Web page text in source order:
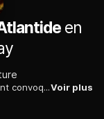
en
Dans l'Antiquité. Un demi-dieu et ses amis sont convoqués pour une périlleuse expédition qui permettra de sauver la Grèce. Leur voyage est des plus épiques.Voir plus